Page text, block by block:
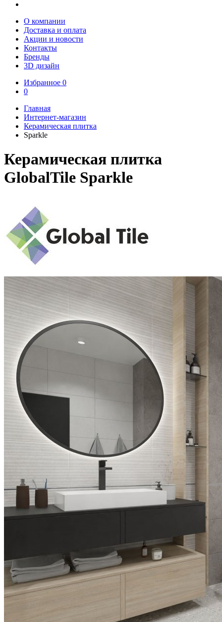
О компании
Доставка и оплата
Акции и новости
Контакты
Бренды
3D дизайн
Избранное 0
0
Главная
Интернет-магазин
Керамическая плитка
Sparkle
Керамическая плитка
GlobalTile Sparkle